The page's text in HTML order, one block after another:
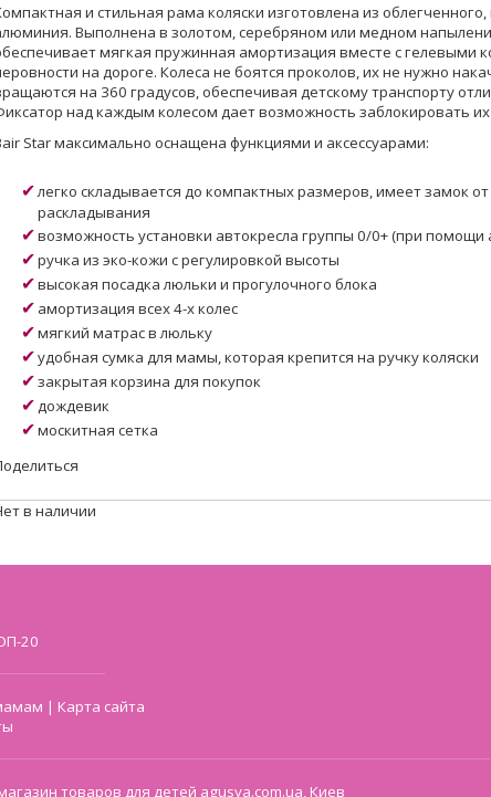
и стильная рама коляски изготовлена из
Выполнена в золотом, серебряном или медном
мягкая пружинная амортизация вместе с гелевыми
на дороге. Колеса не боятся проколов, их не нужно
на 360 градусов, обеспечивая детскому транспорту
над каждым колесом дает возможность заблокировать
Star максимально оснащена функциями и аксессуарами:
легко складывается до компактных размеров, имеет замок
раскладывания
возможность установки автокресла группы 0/0+ (при помощи
ручка из эко-кожи с регулировкой высоты
высокая посадка люльки и прогулочного блока
амортизация всех 4-х колес
мягкий матрас в люльку
удобная сумка для мамы, которая крепится на ручку коляски
закрытая корзина для покупок
дождевик
москитная сетка
в наличии
20
|Карта сайта
товаров для детей agusya.com.ua, Киев